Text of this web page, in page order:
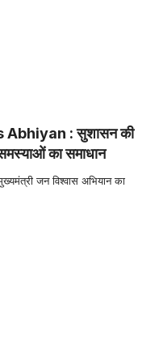
: सुशासन की
का समाधान
जन विश्वास अभियान का